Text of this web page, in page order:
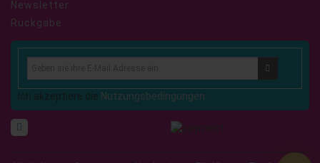
Newsletter
Rückgabe
Ich akzeptiere die Nutzungsbedingungen.